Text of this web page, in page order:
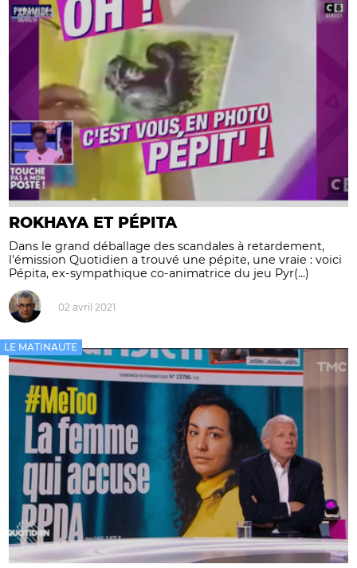
ROKHAYA ET PÉPITA
Dans le grand déballage des scandales à retardement,
l'émission Quotidien a trouvé une pépite, une vraie : voici
Pépita, ex-sympathique co-animatrice du jeu Pyr(...)
02 avril 2021
LE MATINAUTE